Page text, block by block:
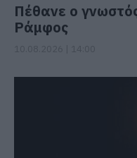
Πέθανε ο
Ράμφος